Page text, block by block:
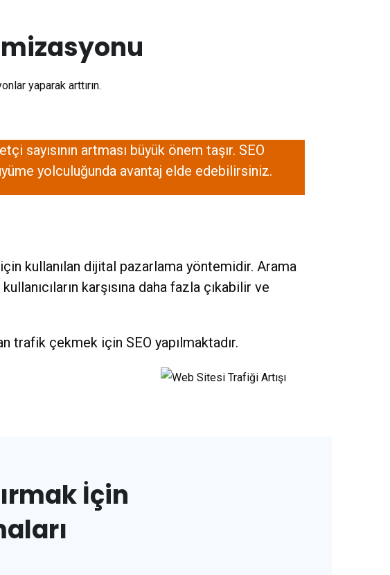
yaparak arttırın.
sayısının artması büyük önem taşır. SEO
yolculuğunda avantaj elde edebilirsiniz.
kullanılan dijital pazarlama yöntemidir. Arama
karşısına daha fazla çıkabilir ve
trafik çekmek için SEO yapılmaktadır.
İçin